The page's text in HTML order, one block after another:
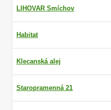
LIHOVAR Smíchov
Habitat
Klecanská alej
Staropramenná 21